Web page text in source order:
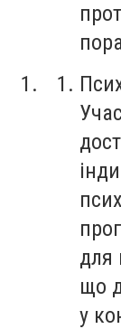
для
що
у